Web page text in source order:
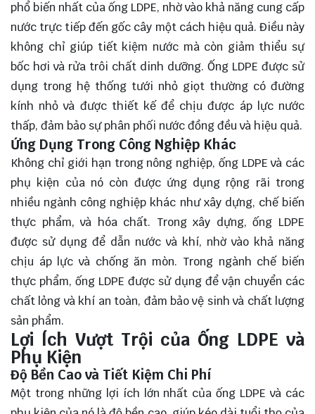
phổ biến nhất của ống LDPE, nhờ vào khả năng cung cấp
nước trực tiếp đến gốc cây một cách hiệu quả. Điều này
không chỉ giúp tiết kiệm nước mà còn giảm thiểu sự
bốc hơi và rửa trôi chất dinh dưỡng. Ống LDPE được sử
dụng trong hệ thống tưới nhỏ giọt thường có đường
kính nhỏ và được thiết kế để chịu được áp lực nước
thấp, đảm bảo sự phân phối nước đồng đều và hiệu quả.
Ứng Dụng Trong Công Nghiệp Khác
Không chỉ giới hạn trong nông nghiệp, ống LDPE và các
phụ kiện của nó còn được ứng dụng rộng rãi trong
nhiều ngành công nghiệp khác như xây dựng, chế biến
thực phẩm, và hóa chất. Trong xây dựng, ống LDPE
được sử dụng để dẫn nước và khí, nhờ vào khả năng
chịu áp lực và chống ăn mòn. Trong ngành chế biến
thực phẩm, ống LDPE được sử dụng để vận chuyển các
chất lỏng và khí an toàn, đảm bảo vệ sinh và chất lượng
sản phẩm.
Lợi Ích Vượt Trội của Ống LDPE và
Phụ Kiện
Độ Bền Cao và Tiết Kiệm Chi Phí
Một trong những lợi ích lớn nhất của ống LDPE và các